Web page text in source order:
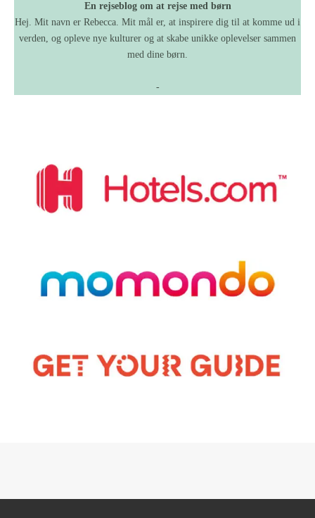
En rejseblog om at rejse med børn
Hej. Mit navn er Rebecca. Mit mål er, at inspirere dig til at komme ud i
verden, og opleve nye kulturer og at skabe unikke oplevelser sammen
med dine børn.
-